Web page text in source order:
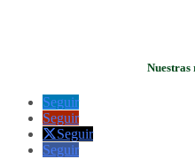
Nuestras
Seguir
Seguir
Seguir
Seguir